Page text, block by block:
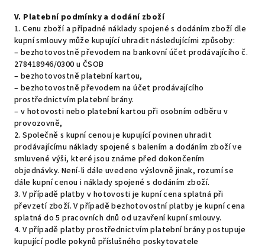
V. Platební podmínky a dodání zboží
1. Cenu zboží a případné náklady spojené s dodáním zboží dle
kupní smlouvy může kupující uhradit následujícími způsoby:
– bezhotovostně převodem na bankovní účet prodávajícího č.
278418946/0300 u ČSOB
– bezhotovostně platební kartou,
– bezhotovostně převodem na účet prodávajícího
prostřednictvím platební brány.
– v hotovosti nebo platební kartou při osobním odběru v
provozovně,
2. Společně s kupní cenou je kupující povinen uhradit
prodávajícímu náklady spojené s balením a dodáním zboží ve
smluvené výši, které jsou známe před dokončením
objednávky. Není-li dále uvedeno výslovně jinak, rozumí se
dále kupní cenou i náklady spojené s dodáním zboží.
3. V případě platby v hotovosti je kupní cena splatná při
převzetí zboží. V případě bezhotovostní platby je kupní cena
splatná do 5 pracovních dnů od uzavření kupní smlouvy.
4. V případě platby prostřednictvím platební brány postupuje
kupující podle pokynů příslušného poskytovatele